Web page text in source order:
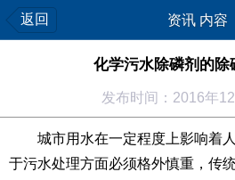
返回 资讯 内容
化学污水除磷剂的除
发布时间：2016年
城市用水在一定程度上影响着
于污水处理方面必须格外慎重，传